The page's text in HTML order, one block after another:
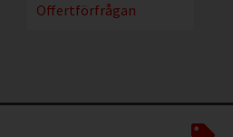
Offertförfrågan